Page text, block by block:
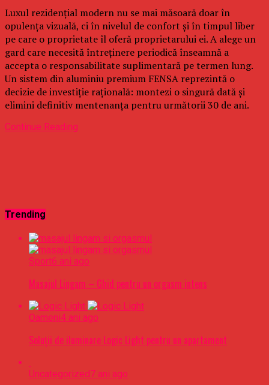
Luxul rezidențial modern nu se mai măsoară doar în
opulența vizuală, ci în nivelul de confort și în timpul liber
pe care o proprietate îl oferă proprietarului ei. A alege un
gard care necesită întreținere periodică înseamnă a
accepta o responsabilitate suplimentară pe termen lung.
Un sistem din aluminiu premium FENSA reprezintă o
decizie de investiție rațională: montezi o singură dată și
elimini definitiv mentenanța pentru următorii 30 de ani.
Continue Reading
Trending
Sport6 ani ago
Masajul Lingam – Ghid pentru un orgasm intens
Oameni4 ani ago
Soluții de iluminare Logic Light pentru un apartament
Uncategorized7 ani ago